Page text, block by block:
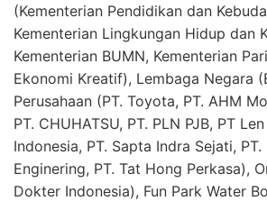
(Kementerian Pendidikan dan
Kementerian Lingkungan Hidup dan
Kementerian BUMN, Kementerian
Ekonomi Kreatif), Lembaga Negara
Perusahaan (PT. Toyota, PT. AHM
PT. CHUHATSU, PT. PLN PJB, PT
Indonesia, PT. Sapta Indra Sejati,
Enginering, PT. Tat Hong Perkasa),
Dokter Indonesia), Fun Park Water